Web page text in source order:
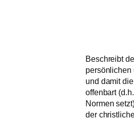
Beschreibt
persönlichen
und damit
offenbart
Normen
der